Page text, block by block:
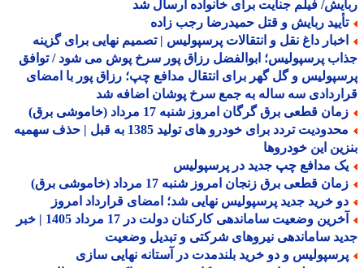
فیلم جنایت برای خانواده ارسال شد
ربایش و قتل حمیدرضا رجب زاده
داغ نقل و انتقالات پرسپولیس | تصمیم نهایی برای گزینه
پرسپولیس؛ ابوالفضل رزاق پور سرخ پوش می شود / توافق
و گل گهر برای انتقال مدافع چپ؛ رزاق پور با امضای
سه ساله به جمع سرخ پوشان اضافه شد
قطعی برق گرگان امروز شنبه 17 مرداد (خاموشی برق)
محدودیت تردد برای خودرو های تولید 1385 به قبل | حذف سهمیه
این خودروها
مدافع چپ جدید در پرسپولیس
قطعی برق زنجان امروز شنبه 17 مرداد (خاموشی برق)
خرید جدید پرسپولیس نهایی شد؛ امضای قرارداد امروز
آخرین وضعیت ساماندهی کارکنان دولت در 17 مرداد 1405 | خبر
ساماندهی نیروهای شرکتی و تبدیل وضعیت
و دو خرید بلندمدت در آستانه نهایی سازی